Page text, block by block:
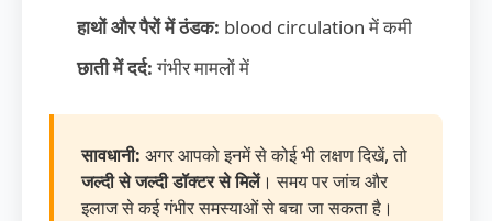
हाथों और पैरों में ठंडक: blood circulation में कमी
छाती में दर्द:गंभीर मामलों में
सावधानी: अगर आपको इनमें से कोई भी लक्षण दिखें, तो
जल्दी से जल्दी डॉक्टर से मिलें। समय पर जांच और
इलाज से कई गंभीर समस्याओं से बचा जा सकता है।